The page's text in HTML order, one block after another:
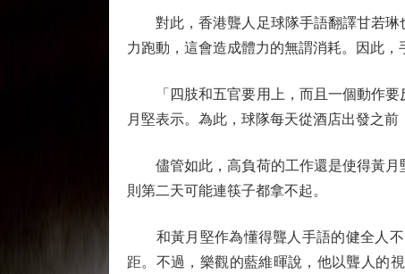
對此，香港聾人足球隊手語翻譯甘若琳
力跑動，這會造成體力的無謂消耗。因此，
「四肢和五官要用上，而且一個動作要
月堅表示。為此，球隊每天從酒店出發之
儘管如此，高負荷的工作還是使得黃月
則第二天可能連筷子都拿不起。
和黃月堅作為懂得聾人手語的健全人不
距。不過，樂觀的藍維暉說，他以聾人的